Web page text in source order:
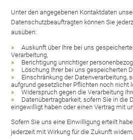
Unter den angegebenen Kontaktdaten
Datenschutzbeauftragten können Sie
ausüben:
Auskunft über Ihre bei uns
Verarbeitung,
Berichtigung unrichtiger
Löschung Ihrer bei uns gespeicherten
Einschränkung der Datenverarbeitung,
aufgrund gesetzlicher Pflichten noch nicht
Widerspruch gegen die Verarbeitung
Datenübertragbarkeit, sofern Sie in die
eingewilligt haben oder einen Vertrag mit
Sofern Sie uns eine Einwilligung erteilt
jederzeit mit Wirkung für die Zukunft